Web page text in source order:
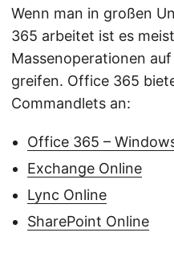
Wenn man in großen
365 arbeitet ist es
Massenoperationen
greifen. Office 365
Commandlets an:
Office 365 –
Exchange Online
Lync Online
SharePoint Online